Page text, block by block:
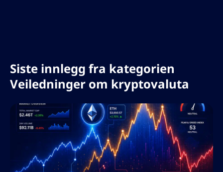
oppmerksom på at det ikke bør legges til
noen anførselstegn, da dette vil bryte json-
formatet.
Siste innlegg fra kategorien
Veiledninger om kryptovaluta